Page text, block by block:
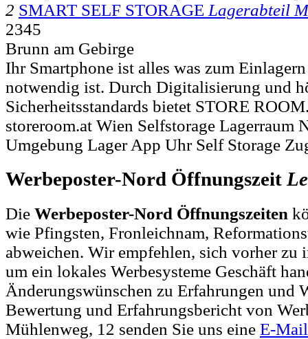
2 SMART SELF STORAGE Lagerabteil
2345
Brunn am Gebirge
Ihr Smartphone ist alles was zum
notwendig ist. Durch Digitalisierung und
Sicherheitsstandards bietet STORE
storeroom.at Wien Selfstorage Lagerraum
Umgebung Lager App Uhr Self Storage
Werbeposter-Nord Öffnungszeit
Die Werbeposter-Nord Öffnungszeiten
wie Pfingsten, Fronleichnam,
abweichen. Wir empfehlen, sich vorher zu
um ein lokales Werbesysteme Geschäft
Änderungswünschen zu Erfahrungen und
Bewertung und Erfahrungsbericht von
Mühlenweg, 12 senden Sie uns eine E-Mail